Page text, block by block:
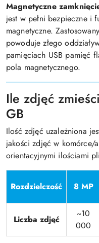
Magnetyczne
jest w pełni bezpieczne i
magnetyczne.
powoduje złego
pamięciach USB pamięć
pola magnetycznego.
Ile zdjęć
GB
Ilość zdjęć uzależniona
jakości zdjęć w komórce/
orientacyjnymi ilościami
Rozdzielczość 8 MP
Liczba zdjęć
~10
000